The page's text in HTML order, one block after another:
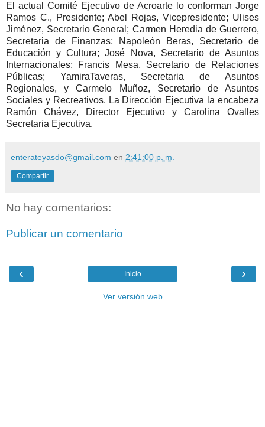
El actual Comité Ejecutivo de Acroarte lo conforman Jorge
Ramos C., Presidente; Abel Rojas, Vicepresidente; Ulises
Jiménez, Secretario General; Carmen Heredia de Guerrero,
Secretaria de Finanzas; Napoleón Beras, Secretario de
Educación y Cultura; José Nova, Secretario de Asuntos
Internacionales; Francis Mesa, Secretario de Relaciones
Públicas; YamiraTaveras, Secretaria de Asuntos
Regionales, y Carmelo Muñoz, Secretario de Asuntos
Sociales y Recreativos. La Dirección Ejecutiva la encabeza
Ramón Chávez, Director Ejecutivo y Carolina Ovalles
Secretaria Ejecutiva.
enterateyasdo@gmail.com en 2:41:00 p. m.
Compartir
No hay comentarios:
Publicar un comentario
‹ ›
Inicio
Ver versión web